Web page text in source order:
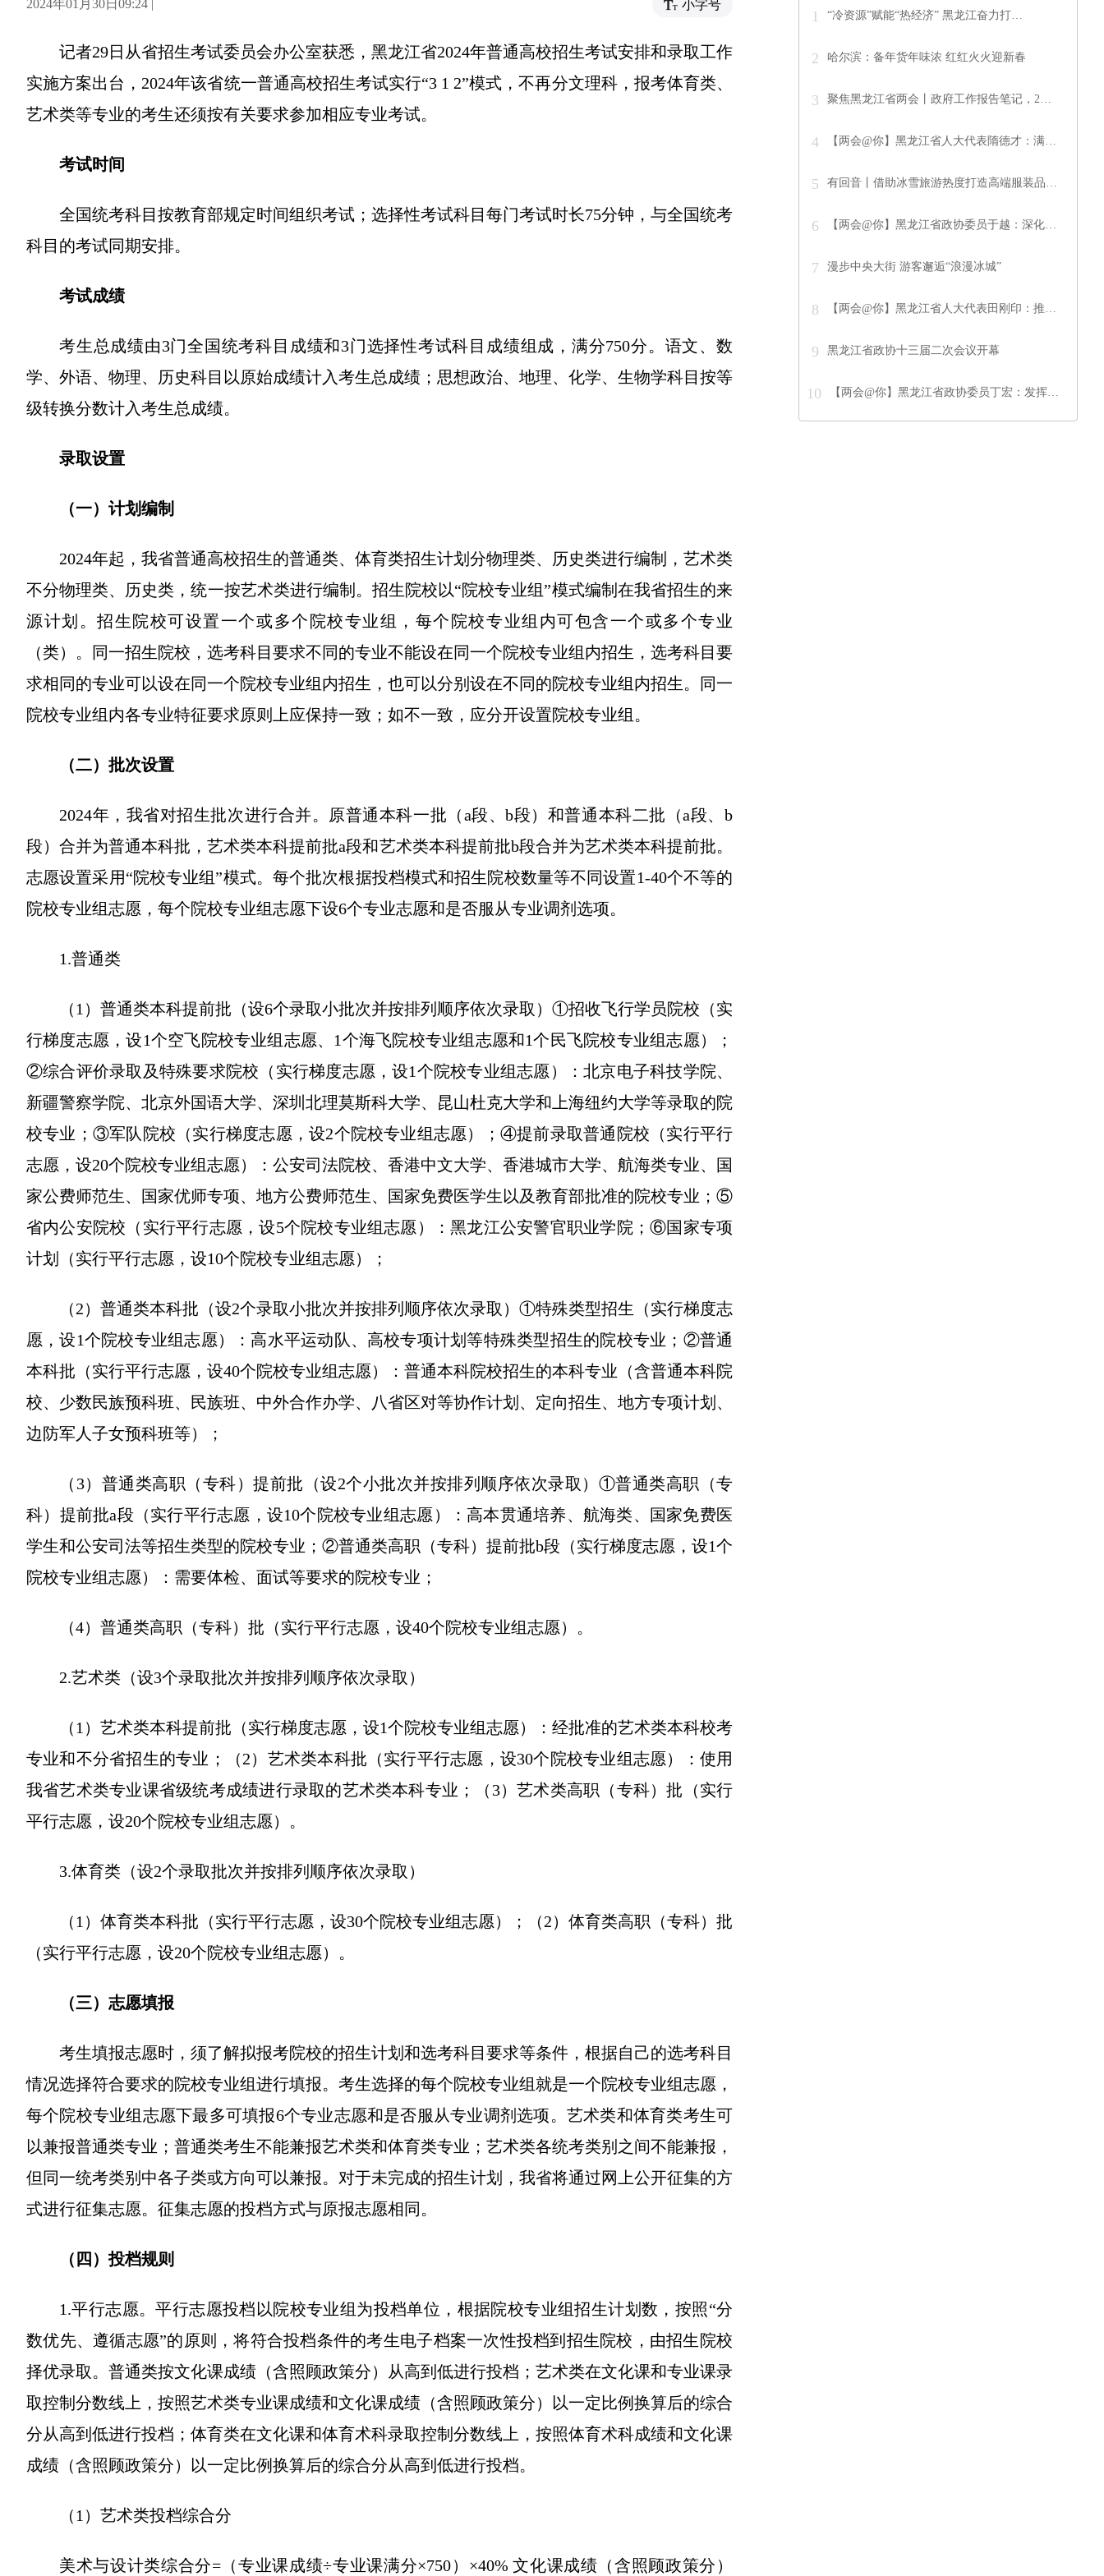
2024年01月30日09:24 | 小字号
记者29日从省招生考试委员会办公室获悉，黑龙江省2024年普通高校招生考试安排和录取工作
实施方案出台，2024年该省统一普通高校招生考试实行“3 1 2”模式，不再分文理科，报考体育类、
艺术类等专业的考生还须按有关要求参加相应专业考试。
考试时间
全国统考科目按教育部规定时间组织考试；选择性考试科目每门考试时长75分钟，与全国统考
科目的考试同期安排。
考试成绩
考生总成绩由3门全国统考科目成绩和3门选择性考试科目成绩组成，满分750分。语文、数
学、外语、物理、历史科目以原始成绩计入考生总成绩；思想政治、地理、化学、生物学科目按等
级转换分数计入考生总成绩。
录取设置
（一）计划编制
2024年起，我省普通高校招生的普通类、体育类招生计划分物理类、历史类进行编制，艺术类
不分物理类、历史类，统一按艺术类进行编制。招生院校以“院校专业组”模式编制在我省招生的来
源计划。招生院校可设置一个或多个院校专业组，每个院校专业组内可包含一个或多个专业
（类）。同一招生院校，选考科目要求不同的专业不能设在同一个院校专业组内招生，选考科目要
求相同的专业可以设在同一个院校专业组内招生，也可以分别设在不同的院校专业组内招生。同一
院校专业组内各专业特征要求原则上应保持一致；如不一致，应分开设置院校专业组。
（二）批次设置
2024年，我省对招生批次进行合并。原普通本科一批（a段、b段）和普通本科二批（a段、b
段）合并为普通本科批，艺术类本科提前批a段和艺术类本科提前批b段合并为艺术类本科提前批。
志愿设置采用“院校专业组”模式。每个批次根据投档模式和招生院校数量等不同设置1-40个不等的
院校专业组志愿，每个院校专业组志愿下设6个专业志愿和是否服从专业调剂选项。
1.普通类
（1）普通类本科提前批（设6个录取小批次并按排列顺序依次录取）①招收飞行学员院校（实
行梯度志愿，设1个空飞院校专业组志愿、1个海飞院校专业组志愿和1个民飞院校专业组志愿）；
②综合评价录取及特殊要求院校（实行梯度志愿，设1个院校专业组志愿）：北京电子科技学院、
新疆警察学院、北京外国语大学、深圳北理莫斯科大学、昆山杜克大学和上海纽约大学等录取的院
校专业；③军队院校（实行梯度志愿，设2个院校专业组志愿）；④提前录取普通院校（实行平行
志愿，设20个院校专业组志愿）：公安司法院校、香港中文大学、香港城市大学、航海类专业、国
家公费师范生、国家优师专项、地方公费师范生、国家免费医学生以及教育部批准的院校专业；⑤
省内公安院校（实行平行志愿，设5个院校专业组志愿）：黑龙江公安警官职业学院；⑥国家专项
计划（实行平行志愿，设10个院校专业组志愿）；
（2）普通类本科批（设2个录取小批次并按排列顺序依次录取）①特殊类型招生（实行梯度志
愿，设1个院校专业组志愿）：高水平运动队、高校专项计划等特殊类型招生的院校专业；②普通
本科批（实行平行志愿，设40个院校专业组志愿）：普通本科院校招生的本科专业（含普通本科院
校、少数民族预科班、民族班、中外合作办学、八省区对等协作计划、定向招生、地方专项计划、
边防军人子女预科班等）；
（3）普通类高职（专科）提前批（设2个小批次并按排列顺序依次录取）①普通类高职（专
科）提前批a段（实行平行志愿，设10个院校专业组志愿）：高本贯通培养、航海类、国家免费医
学生和公安司法等招生类型的院校专业；②普通类高职（专科）提前批b段（实行梯度志愿，设1个
院校专业组志愿）：需要体检、面试等要求的院校专业；
（4）普通类高职（专科）批（实行平行志愿，设40个院校专业组志愿）。
2.艺术类（设3个录取批次并按排列顺序依次录取）
（1）艺术类本科提前批（实行梯度志愿，设1个院校专业组志愿）：经批准的艺术类本科校考
专业和不分省招生的专业；（2）艺术类本科批（实行平行志愿，设30个院校专业组志愿）：使用
我省艺术类专业课省级统考成绩进行录取的艺术类本科专业；（3）艺术类高职（专科）批（实行
平行志愿，设20个院校专业组志愿）。
3.体育类（设2个录取批次并按排列顺序依次录取）
（1）体育类本科批（实行平行志愿，设30个院校专业组志愿）；（2）体育类高职（专科）批
（实行平行志愿，设20个院校专业组志愿）。
（三）志愿填报
考生填报志愿时，须了解拟报考院校的招生计划和选考科目要求等条件，根据自己的选考科目
情况选择符合要求的院校专业组进行填报。考生选择的每个院校专业组就是一个院校专业组志愿，
每个院校专业组志愿下最多可填报6个专业志愿和是否服从专业调剂选项。艺术类和体育类考生可
以兼报普通类专业；普通类考生不能兼报艺术类和体育类专业；艺术类各统考类别之间不能兼报，
但同一统考类别中各子类或方向可以兼报。对于未完成的招生计划，我省将通过网上公开征集的方
式进行征集志愿。征集志愿的投档方式与原报志愿相同。
（四）投档规则
1.平行志愿。平行志愿投档以院校专业组为投档单位，根据院校专业组招生计划数，按照“分
数优先、遵循志愿”的原则，将符合投档条件的考生电子档案一次性投档到招生院校，由招生院校
择优录取。普通类按文化课成绩（含照顾政策分）从高到低进行投档；艺术类在文化课和专业课录
取控制分数线上，按照艺术类专业课成绩和文化课成绩（含照顾政策分）以一定比例换算后的综合
分从高到低进行投档；体育类在文化课和体育术科录取控制分数线上，按照体育术科成绩和文化课
成绩（含照顾政策分）以一定比例换算后的综合分从高到低进行投档。
（1）艺术类投档综合分
美术与设计类综合分=（专业课成绩÷专业课满分×750）×40% 文化课成绩（含照顾政策分）
1 “冷资源”赋能“热经济” 黑龙江奋力打…
2 哈尔滨：备年货年味浓 红红火火迎新春
3 聚焦黑龙江省两会丨政府工作报告笔记，2…
4 【两会@你】黑龙江省人大代表隋德才：满…
5 有回音丨借助冰雪旅游热度打造高端服装品…
6 【两会@你】黑龙江省政协委员于越：深化…
7 漫步中央大街 游客邂逅“浪漫冰城”
8 【两会@你】黑龙江省人大代表田刚印：推…
9 黑龙江省政协十三届二次会议开幕
10 【两会@你】黑龙江省政协委员丁宏：发挥…